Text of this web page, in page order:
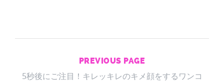
PREVIOUS PAGE
5秒後にご注目！キレッキレのキメ顔をするワンコ